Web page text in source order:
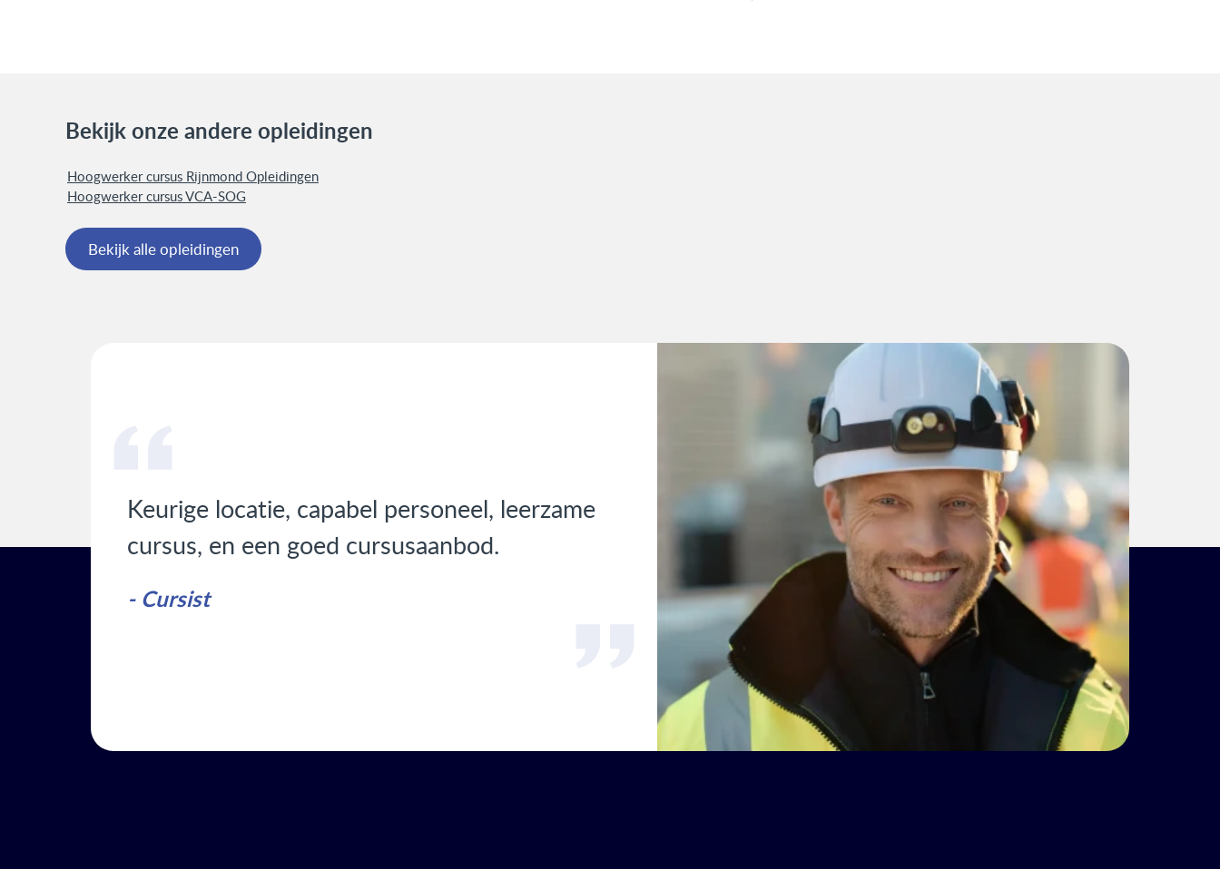
Bekijk onze andere opleidingen
Hoogwerker cursus Rijnmond Opleidingen
Hoogwerker cursus VCA-SOG
Bekijk alle opleidingen
Keurige locatie, capabel personeel, leerzame
cursus, en een goed cursusaanbod.
- Cursist